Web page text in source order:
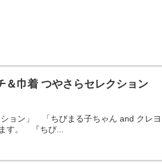
＆巾着 つやさらセレクション
ョン」 「ちびまる子ちゃん and クレヨ
す。 『ちび...